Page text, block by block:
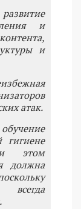
и
и
атак.
гигиене
этом
должна